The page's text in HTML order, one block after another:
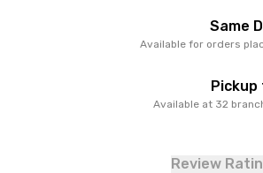
Same
Available for orders
Available at 32
Review